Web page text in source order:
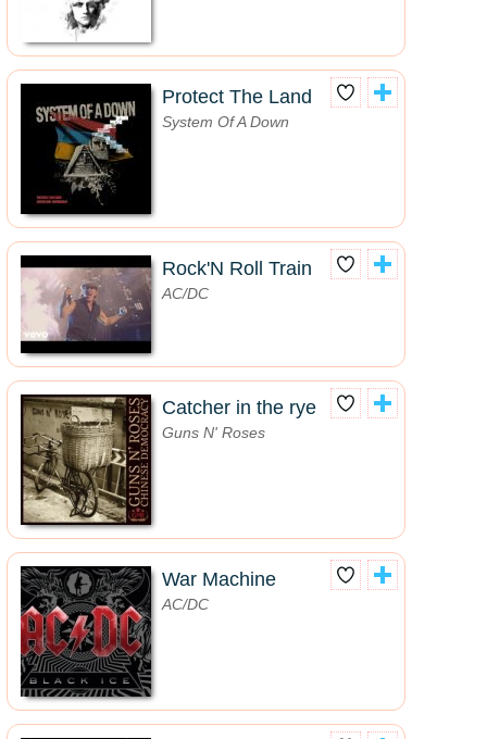
Protect The Land
System Of A Down
Rock'N Roll Train
AC/DC
Catcher in the rye
Guns N' Roses
War Machine
AC/DC